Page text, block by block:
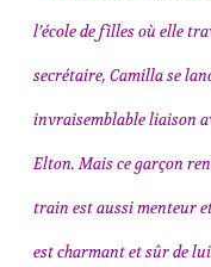
l’école de filles où elle
secrétaire, Camilla se
invraisemblable liaison
Elton. Mais ce garçon
train est aussi menteur
est charmant et sûr de